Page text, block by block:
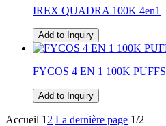
IREX QUADRA 100K 4en1
Add to Inquiry
FYCOS 4 EN 1 100K PUFFS
Add to Inquiry
Accueil 1 2 La dernière page 1/2